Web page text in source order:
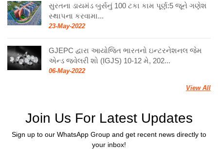
સુરતના ડાયમંડ બુર્સનું 100 ટકા કામ પૂર્ણ:5 જૂને ગણેશ
સ્થાપના કરવામા...
23-May-2022
GJEPC દ્વારા આયોજિત ભારતનો ઇન્ટરનેશનલ જેમ
એન્ડ જ્વેલરી શો (IGJS) 10-12 મે, 202...
06-May-2022
View All
Join Us For Latest Updates
Sign up to our WhatsApp Group and get recent news directly to
your inbox!